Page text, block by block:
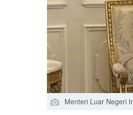
Menteri Luar Negeri